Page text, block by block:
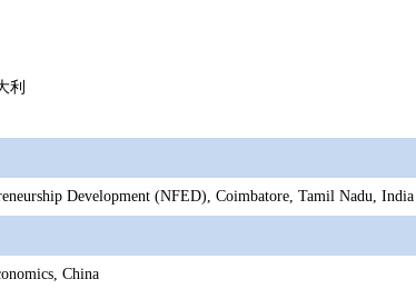
利
Development (NFED), Coimbatore, Tamil Nadu, India
China